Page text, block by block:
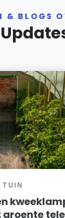
& BLOGS
groente